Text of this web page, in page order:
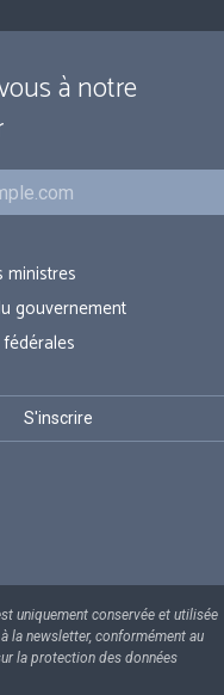
à notre
ministres
gouvernement
uniquement conservée et utilisée
la newsletter, conformément au
la protection des données